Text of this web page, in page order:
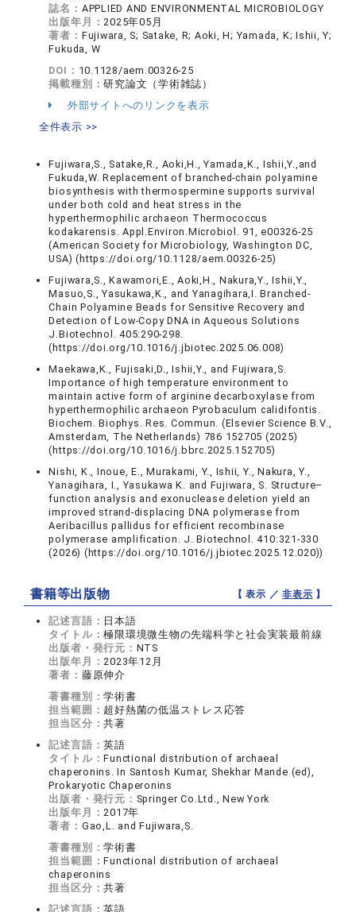
誌名： APPLIED AND ENVIRONMENTAL MICROBIOLOGY
出版年月：2025年05月
著者： Fujiwara, S; Satake, R; Aoki, H; Yamada, K; Ishii, Y;
Fukuda, W
DOI： 10.1128/aem.00326-25
掲載種別：研究論文（学術雑誌）
外部サイトへのリンクを表示
全件表示 >>
Fujiwara,S., Satake,R., Aoki,H., Yamada,K., Ishii,Y.,and
Fukuda,W. Replacement of branched-chain polyamine
biosynthesis with thermospermine supports survival
under both cold and heat stress in the
hyperthermophilic archaeon Thermococcus
kodakarensis. Appl.Environ.Microbiol. 91, e00326-25
(American Society for Microbiology, Washington DC,
USA) (https://doi.org/10.1128/aem.00326-25)
Fujiwara,S., Kawamori,E., Aoki,H., Nakura,Y., Ishii,Y.,
Masuo,S., Yasukawa,K., and Yanagihara,I. Branched-
Chain Polyamine Beads for Sensitive Recovery and
Detection of Low-Copy DNA in Aqueous Solutions
J.Biotechnol. 405:290-298.
(https://doi.org/10.1016/j.jbiotec.2025.06.008)
Maekawa,K., Fujisaki,D., Ishii,Y., and Fujiwara,S.
Importance of high temperature environment to
maintain active form of arginine decarboxylase from
hyperthermophilic archaeon Pyrobaculum calidifontis.
Biochem. Biophys. Res. Commun. (Elsevier Science B.V.,
Amsterdam, The Netherlands) 786 152705 (2025)
(https://doi.org/10.1016/j.bbrc.2025.152705)
Nishi, K., Inoue, E., Murakami, Y., Ishii, Y., Nakura, Y.,
Yanagihara, I., Yasukawa K. and Fujiwara, S. Structure–
function analysis and exonuclease deletion yield an
improved strand-displacing DNA polymerase from
Aeribacillus pallidus for efficient recombinase
polymerase amplification. J. Biotechnol. 410:321-330
(2026) (https://doi.org/10.1016/j.jbiotec.2025.12.020))
書籍等出版物 【 表示 ／非表示 】
記述言語： 日本語
タイトル：極限環境微生物の先端科学と社会実装最前線
出版者・発行元： NTS
出版年月：2023年12月
著者： 藤原伸介
著書種別：学術書
担当範囲： 超好熱菌の低温ストレス応答
担当区分：共著
記述言語：英語
タイトル：Functional distribution of archaeal
chaperonins. In Santosh Kumar, Shekhar Mande (ed),
Prokaryotic Chaperonins
出版者・発行元： Springer Co.Ltd., New York
出版年月：2017年
著者： Gao,L. and Fujiwara,S.
著書種別：学術書
担当範囲：Functional distribution of archaeal
chaperonins
担当区分：共著
記述言語：英語